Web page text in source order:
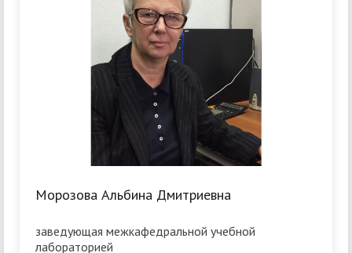
Морозова Альбина Дмитриевна
заведующая межкафедральной учебной
лабораторией